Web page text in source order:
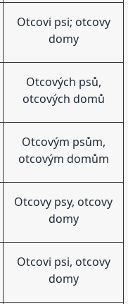
Otcovi psi; otcovy
domy
Otcových psů,
otcových domů
Otcovým psům,
otcovým domům
Otcovy psy, otcovy
domy
Otcovi psi, otcovy
domy